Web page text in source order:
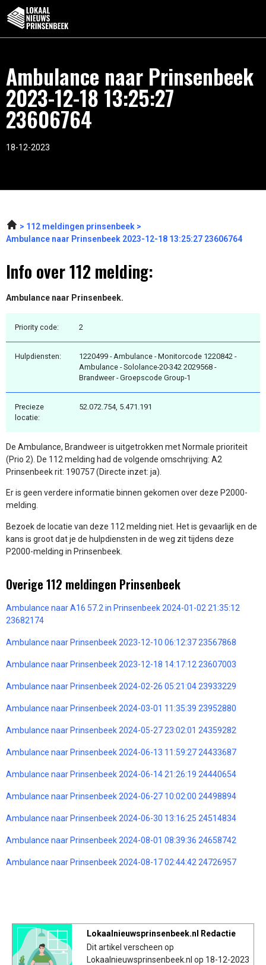
Ambulance naar Prinsenbeek
2023-12-18 13:25:27
23606764
18-12-2023
112 meldingen prinsenbeek
Ambulance naar Prinsenbeek 2023-12-18 13:25:27 23606764
Info over 112 melding:
Ambulance naar Prinsenbeek.
Priority code: 2
Hulpdiensten:
1220499 - Ambulance - Monitorcode 1220842 -
Ambulance - Sololance-20-342 2029568 -
Brandweer - Groepscode Group-1
Precieze
locatie:
52.072.754, 5.471.191
De Ambulance, Brandweer is uitgetrokken met Normale prioriteit
(Prio 2). De 112 melding had de volgende omschrijving: A2
Prinsenbeek rit: 190757 (Directe inzet: ja).
Er is geen verdere informatie binnen gekomen over deze P2000-
melding.
Bezoek de locatie van deze 112 melding niet. Het is gevaarlijk en de
kans is groot dat je de hulpdiensten in de weg zit tijdens deze
P2000-melding in Prinsenbeek.
Overige 112 meldingen Prinsenbeek
Ambulance naar A16 57.2 in Prinsenbeek 2024-01-02 21:35:12
23682174
Ambulance naar Prinsenbeek 2023-12-10 06:12:37 23567868
Ambulance naar Prinsenbeek 2023-12-18 14:17:12 23607003
Ambulance naar Prinsenbeek 2024-02-26 05:21:04 23933229
Ambulance naar Prinsenbeek 2024-03-01 11:35:39 23952880
Ambulance naar Prinsenbeek 2024-05-27 23:02:01 24359282
Ambulance naar Prinsenbeek 2024-06-13 11:59:27 24433687
Ambulance naar Prinsenbeek 2024-06-14 21:26:19 24440654
Ambulance naar Prinsenbeek 2024-06-27 10:02:00 24498894
Ambulance naar Prinsenbeek 2024-06-30 13:16:25 24514834
Ambulance naar Prinsenbeek 2024-08-01 08:39:36 24658742
Ambulance naar Prinsenbeek 2024-08-17 02:44:42 24726957
Lokaalnieuwsprinsenbeek.nl Redactie
Dit artikel verscheen op
Lokaalnieuwsprinsenbeek.nl op 18-12-2023